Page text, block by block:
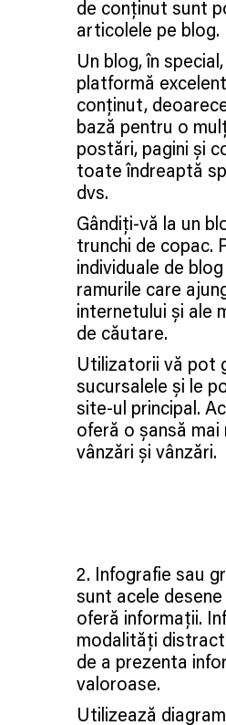
de conținut sunt
articolele pe blog.
Un blog, în
platformă
conținut,
bază pentru o
postări, pagini și
toate îndreaptă
dvs.
Gândiți-vă la un
trunchi de copac.
individuale de
ramurile care
internetului și ale
de căutare.
Utilizatorii vă pot
sucursalele și le
site-ul principal.
oferă o șansă mai
vânzări și vânzări.
2. Infografie sau
sunt acele desene
oferă informații.
modalități
de a prezenta
valoroase.
Utilizează